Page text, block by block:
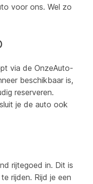
voor ons. Wel zo
via de OnzeAuto-
beschikbaar is,
reserveren.
je de auto ook
rijtegoed in. Dit is
rijden. Rijd je een